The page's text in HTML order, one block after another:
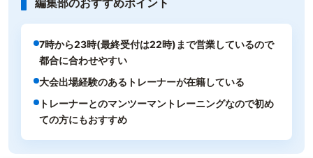
編集部のおすすめポイント
7時から23時(最終受付は22時)まで営業しているので
都合に合わせやすい
大会出場経験のあるトレーナーが在籍している
トレーナーとのマンツーマントレーニングなので初め
ての方にもおすすめ